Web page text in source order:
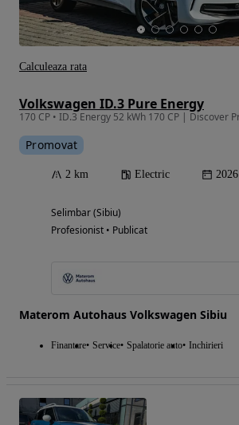
Volkswagen ID.3 Pure Energy
Promovat
2 km Electric 2026
Selimbar (Sibiu)
Profesionist • Publicat
Materom Autohaus Volkswagen Sibiu
Finantare Service Spalatorie auto Inchirieri
Calculeaza rata